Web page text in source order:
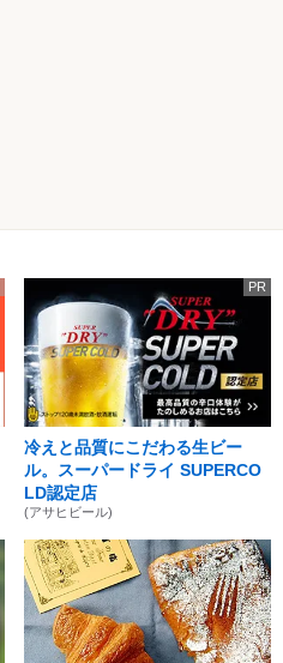
PR
冷えと品質にこだわる生ビー
ル。スーパードライ SUPERCO
LD認定店
(アサヒビール)